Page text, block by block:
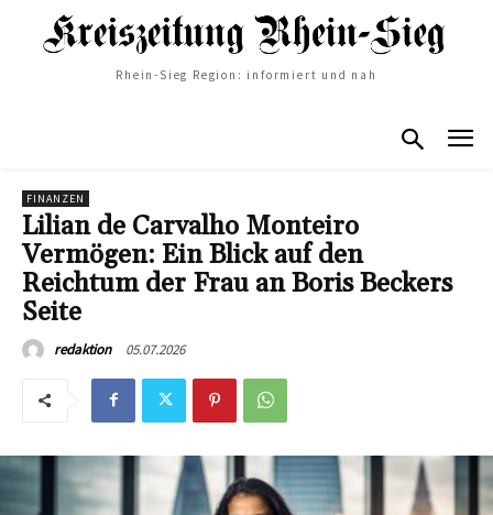
Rhein-Sieg Region: informiert und nah
FINANZEN
Lilian de Carvalho Monteiro
Vermögen: Ein Blick auf den
Reichtum der Frau an Boris Beckers
Seite
redaktion 05.07.2026